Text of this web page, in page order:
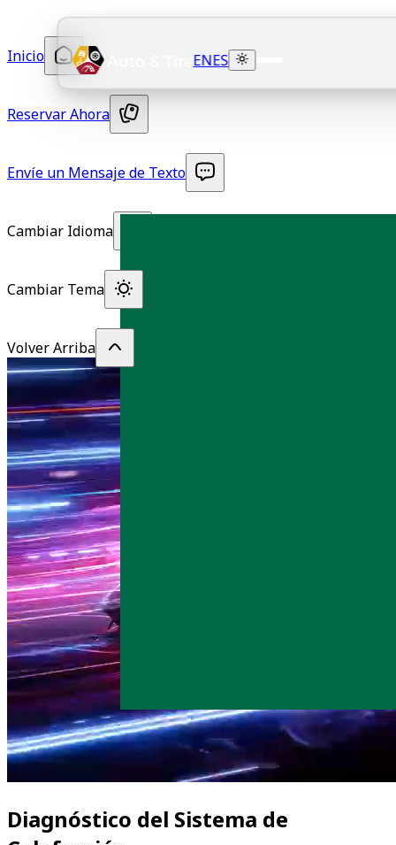
ENES
Inicio
Reservar Ahora
Envíe un Mensaje de Texto
Cambiar Idioma
Cambiar Tema
Volver Arriba
Diagnóstico del Sistema de